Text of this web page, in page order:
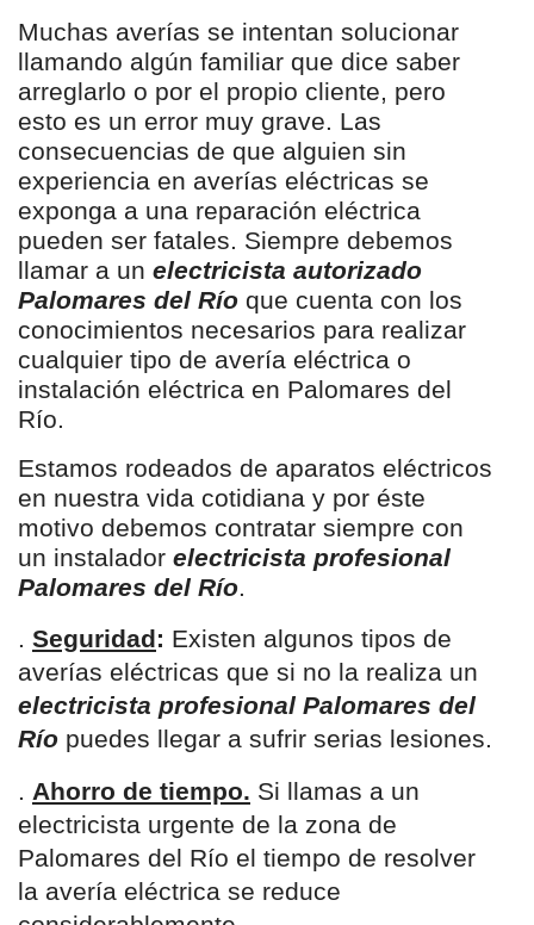
Muchas averías se intentan solucionar
llamando algún familiar que dice saber
arreglarlo o por el propio cliente, pero
esto es un error muy grave. Las
consecuencias de que alguien sin
experiencia en averías eléctricas se
exponga a una reparación eléctrica
pueden ser fatales. Siempre debemos
llamar a un electricista autorizado
Palomares del Río que cuenta con los
conocimientos necesarios para realizar
cualquier tipo de avería eléctrica o
instalación eléctrica en Palomares del
Río.
Estamos rodeados de aparatos eléctricos
en nuestra vida cotidiana y por éste
motivo debemos contratar siempre con
un instalador electricista profesional
Palomares del Río.
. Seguridad: Existen algunos tipos de
averías eléctricas que si no la realiza un
electricista profesional Palomares del
Río puedes llegar a sufrir serias lesiones.
. Ahorro de tiempo. Si llamas a un
electricista urgente de la zona de
Palomares del Río el tiempo de resolver
la avería eléctrica se reduce